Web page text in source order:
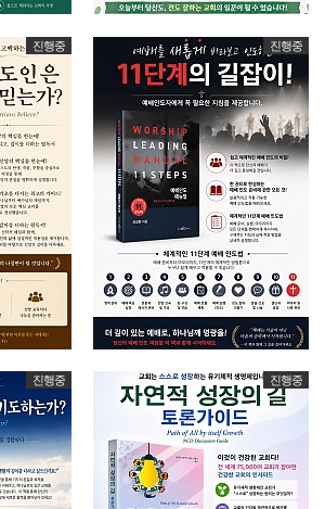
진행중 진행중
진행중 진행중